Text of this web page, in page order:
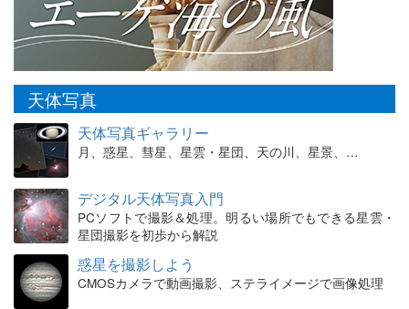
天体写真
天体写真ギャラリー
月、惑星、彗星、星雲・星団、天の川、星景、…
デジタル天体写真入門
PCソフトで撮影＆処理。明るい場所でもできる星雲・
星団撮影を初歩から解説
惑星を撮影しよう
CMOSカメラで動画撮影、ステライメージで画像処理